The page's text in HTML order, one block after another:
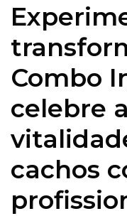
Combo
celebre
cachos